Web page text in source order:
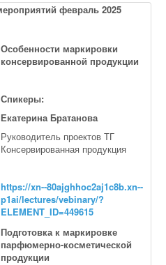
февраль 2025
Особенности маркировки
консервированной продукции
Спикеры:
Екатерина Братанова
Руководитель проектов ТГ
Консервированная продукция
https://xn--80ajghhoc2aj1c8b.xn--
p1ai/lectures/vebinary/?
ELEMENT_ID=449615
Подготовка к маркировке
парфюмерно-косметической
продукции